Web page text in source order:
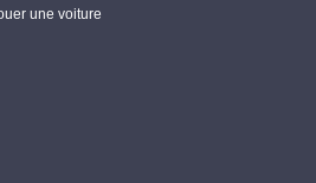
une voiture